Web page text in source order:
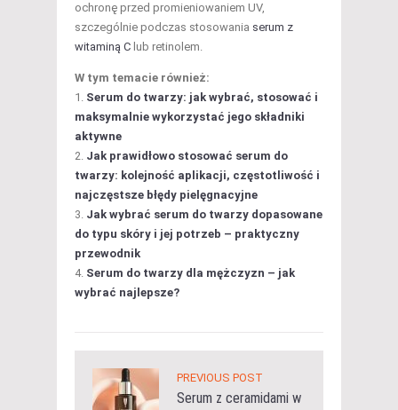
ochronę przed promieniowaniem UV,
szczególnie podczas stosowania serum z
witaminą C lub retinolem.
W tym temacie również:
Serum do twarzy: jak wybrać, stosować i
maksymalnie wykorzystać jego składniki
aktywne
Jak prawidłowo stosować serum do
twarzy: kolejność aplikacji, częstotliwość i
najczęstsze błędy pielęgnacyjne
Jak wybrać serum do twarzy dopasowane
do typu skóry i jej potrzeb – praktyczny
przewodnik
Serum do twarzy dla mężczyzn – jak
wybrać najlepsze?
PREVIOUS POST
Serum z ceramidami w